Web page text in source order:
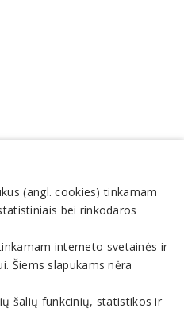
saugomos. Telefonas+370
(angl. cookies) tinkamam
bei rinkodaros
interneto svetainės ir
Šiems slapukams nėra
šalių funkcinių, statistikos ir